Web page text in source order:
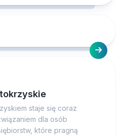
staje się coraz
dla osób
które pragną